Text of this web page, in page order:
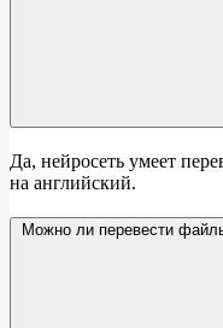
Да, нейросеть умеет
на английский.
Можно ли перевести